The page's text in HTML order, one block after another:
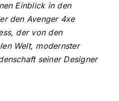
Einblick in den
den Avenger 4xe
der von den
Welt, modernster
seiner Designer